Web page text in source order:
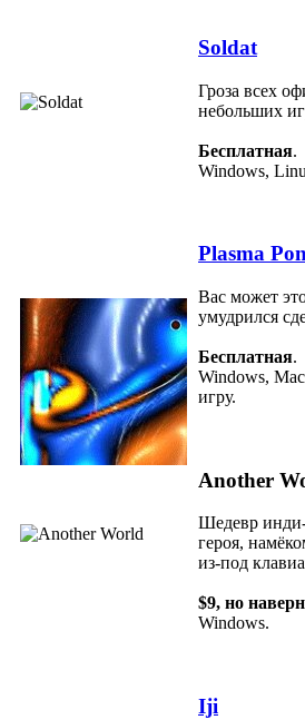
Soldat
Гроза всех
небольших
Бесплатная.
Windows,
Plasma
Вас может
умудрился
Бесплатная.
Windows,
игру.
Another
Шедевр инди-
героя,
из-под
$9, но
Windows.
Iji